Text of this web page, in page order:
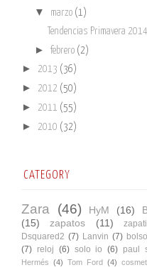
▼ marzo (1)
Tendencias Primavera 2014
► febrero (2)
► 2013 (36)
► 2012 (50)
► 2011 (55)
► 2010 (32)
CATEGORY
Zara (46) HyM (16)
(15)
zapatos (11)
Dsquared2 (7) Lanvin (7)
(7) reloj (6) solo io (6) paul
Hermés (4) Tom Ford (4)